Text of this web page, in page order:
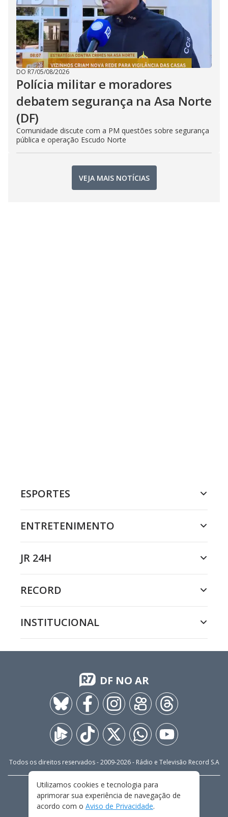
DO R7/05/08/2026
Polícia militar e moradores
debatem segurança na Asa Norte
(DF)
Comunidade discute com a PM questões sobre segurança
pública e operação Escudo Norte
VEJA MAIS NOTÍCIAS
ESPORTES
ENTRETENIMENTO
JR 24H
RECORD
INSTITUCIONAL
DF NO AR
Todos os direitos reservados - 2009-2026- Rádio e Televisão Record S.A
FALE CONOSCO
PRIVACIDADE
TERMOS E CONDIÇÕES DE USO
Utilizamos cookies e tecnologia para
aprimorar sua experiência de navegação de
acordo com o Aviso de Privacidade.